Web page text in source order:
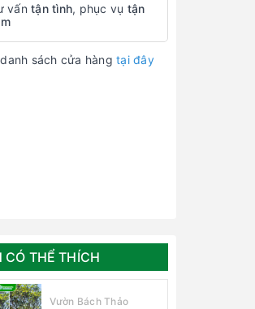
vấntận tình, phục vụ tận
sách cửa hàngtại đây
CÓ THỂ THÍCH
Vườn Bách Thảo